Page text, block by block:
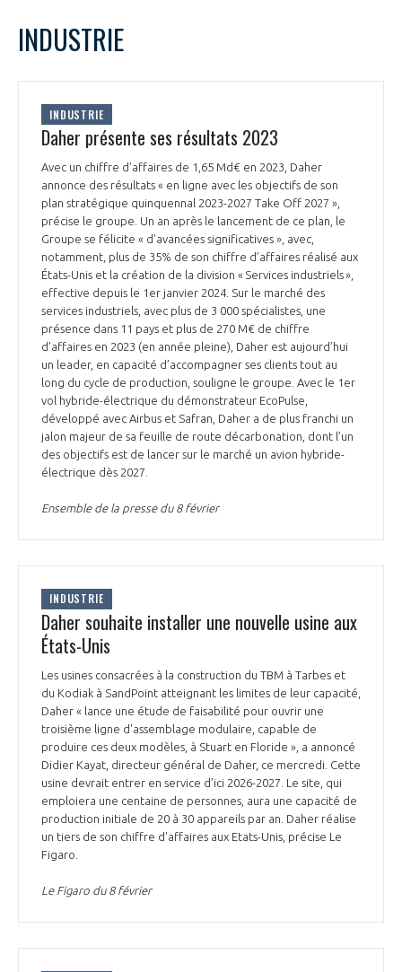
PRÉSENTATION
NOTRE VISION
NOS MISSIONS
NOTRE HISTOIRE
ORGANISATION
LE CONSEIL DU GIFAS
L’ÉQUIPE DU GIFAS
NOS RÉSEAUX À L'INTERNATIONAL
FONCTIONNEMENT
GEADS
COMITÉ AERO PME
STARTAIR
COMMISSIONS ET COMITÉS
ACCOMPAGNEMENT DE NOS ADHÉRENTS
LES PROGRAMMES DU GIFAS
UN ÉCOSYSTÈME INTÉGRÉ ET COHÉRENT
POURQUOI DEVENIR MEMBRE ?
LA MÉDIATION
LA MÉDIATION DANS LA FILIÈRE AÉRONAUTIQUE ET SPATIALE
LE MÉDIATEUR DE LA FILIÈRE AÉRONAUTIQUE ET SPATIALE
MÉDIATION ET CHARTE D’ENGAGEMENT SUR LES RELATIONS ENTRE
CLIENTS ET FOURNISSEURS
PRENDRE CONTACT AVEC LE MÉDIATEUR DE LA FILIÈRE
LE SALON DU BOURGET
L'OBSERVATOIRE
CHIFFRES CLÉS
LES ENJEUX
COMPÉTITIVITÉ
EMPLOI & FORMATION
ENVIRONNEMENT
INNOVATION
INTERNATIONALISATION
LES PUBLICATIONS
DOCUMENTS & BROCHURES
RAPPORTS D'ACTIVITÉS
L
1 2 3
4
16
26
27 28 29
INDUSTRIE
INDUSTRIE
Daher présente ses résultats 2023
Avec un chiffre d’affaires de 1,65 Md€ en 2023, Daher
annonce des résultats « en ligne avec les objectifs de son
plan stratégique quinquennal 2023-2027 Take Off 2027 »,
précise le groupe. Un an après le lancement de ce plan, le
Groupe se félicite « d’avancées significatives », avec,
notamment, plus de 35% de son chiffre d’affaires réalisé aux
États-Unis et la création de la division « Services industriels »,
effective depuis le 1er janvier 2024. Sur le marché des
services industriels, avec plus de 3 000 spécialistes, une
présence dans 11 pays et plus de 270 M€ de chiffre
d’affaires en 2023 (en année pleine), Daher est aujourd’hui
un leader, en capacité d’accompagner ses clients tout au
long du cycle de production, souligne le groupe. Avec le 1er
vol hybride-électrique du démonstrateur EcoPulse,
développé avec Airbus et Safran, Daher a de plus franchi un
jalon majeur de sa feuille de route décarbonation, dont l’un
des objectifs est de lancer sur le marché un avion hybride-
électrique dès 2027.
Ensemble de la presse du 8 février
INDUSTRIE
Daher souhaite installer une nouvelle usine aux
États-Unis
Les usines consacrées à la construction du TBM à Tarbes et
du Kodiak à SandPoint atteignant les limites de leur capacité,
Daher « lance une étude de faisabilité pour ouvrir une
troisième ligne d'assemblage modulaire, capable de
produire ces deux modèles, à Stuart en Floride », a annoncé
Didier Kayat, directeur général de Daher, ce mercredi. Cette
usine devrait entrer en service d’ici 2026-2027. Le site, qui
emploiera une centaine de personnes, aura une capacité de
production initiale de 20 à 30 appareils par an. Daher réalise
un tiers de son chiffre d'affaires aux Etats-Unis, précise Le
Figaro.
Le Figaro du 8 février
Rejoignez une filière d’excellence et développez
Découvrez les avantages d'adhérer au GIFAS.
Rencontres, salons, données sectorielles,
programmes ...
DEMANDE D’ADHÉSION